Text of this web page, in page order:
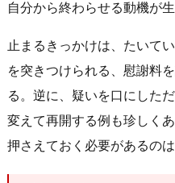
自分から終わらせる動機が生
止まるきっかけは、たいて
を突きつけられる、慰謝料
る。逆に、疑いを口にした
変えて再開する例も珍しく
押さえておく必要があるの